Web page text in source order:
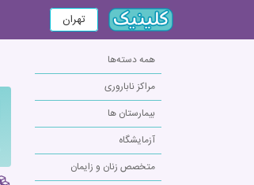
تهران
همه دسته‌ها
مراکز ناباروری
بیمارستان ها
آزمایشگاه
متخصص زنان و زایمان